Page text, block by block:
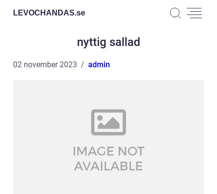
LEVOCHANDAS.se
nyttig sallad
02 november 2023 admin